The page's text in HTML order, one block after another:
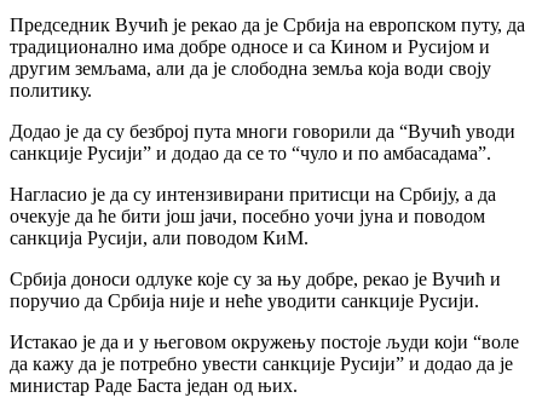
Link
Share
Председник Вучић је рекао да је Србија на европском путу, да
традиционално има добре односе и са Кином и Русијом и
другим земљама, али да је слободна земља која води своју
политику.
Додао је да су безброј пута многи говорили да “Вучић уводи
санкције Русији” и додао да се то “чуло и по амбасадама”.
Нагласио је да су интензивирани притисци на Србију, а да
очекује да ће бити још јачи, посебно уочи јуна и поводом
санкција Русији, али поводом КиМ.
Србија доноси одлуке које су за њу добре, рекао је Вучић и
поручио да Србија није и неће уводити санкције Русији.
Истакао је да и у његовом окружењу постоје људи који “воле
да кажу да је потребно увести санкције Русији” и додао да је
министар Раде Баста један од њих.